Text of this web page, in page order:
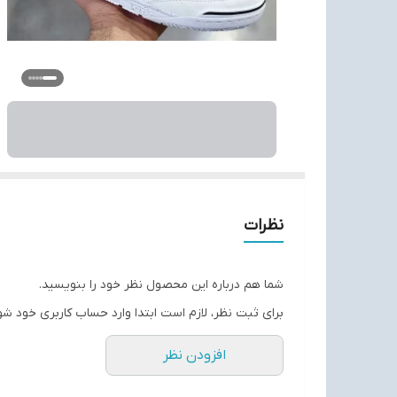
نظرات
شما هم درباره این محصول نظر خود را بنویسید.
برای ثبت نظر، لازم است ابتدا وارد حساب کاربری خود
افزودن نظر